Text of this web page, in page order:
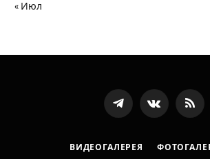
« Июл
ТелеграммВКонтактеRSS-
ВИДЕОГАЛЕРЕЯ